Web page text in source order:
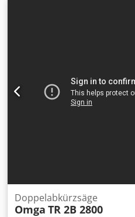
Sägeaggregate verstellbar
Adkeha - Hauptmotor: 2×1,6
3.620×1.100×1.250 mm -
schwenkbare Sägeaggregate
Doppelabkürzsäge
Omga TR 2B 2800